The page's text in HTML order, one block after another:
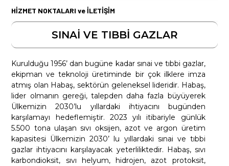
HİZMET NOKTALARI ve İLETİŞİM
SINAİ VE TIBBİ GAZLAR
Kurulduğu 1956’ dan bugüne kadar sınai ve tıbbi gazlar,
ekipman ve teknoloji üretiminde bir çok ilklere imza
atmış olan Habaş, sektörün geleneksel lideridir. Habaş,
lider olmanın gereği, talepden daha fazla büyüyerek
Ülkemizin 2030’lu yıllardaki ihtiyacını bugünden
karşılamayı hedeflemiştir. 2023 yılı itibariyle günlük
5.500 tona ulaşan sıvı oksijen, azot ve argon üretim
kapasitesi Ülkemizin 2030’ lu yıllardaki sınai ve tıbbi
gazlar ihtiyacını karşılayacak yeterliliktedir. Habaş, sıvı
karbondioksit, sıvı helyum, hidrojen, azot protoksit,